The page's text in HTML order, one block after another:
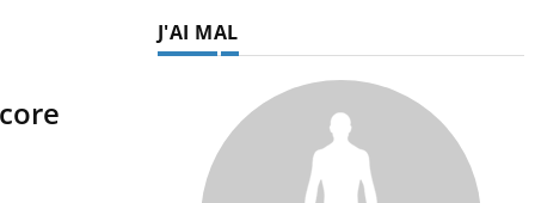
J'AI MAL